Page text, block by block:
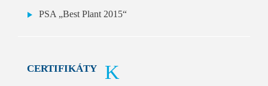
PSA „Best Plant 2015“
CERTIFIKÁTY